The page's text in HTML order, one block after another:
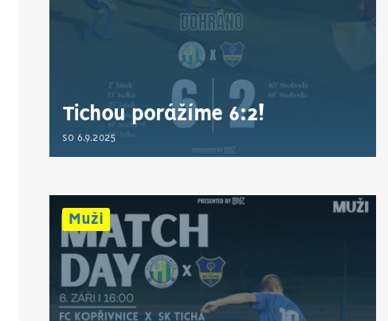
Tichou porážíme 6:2!
so 6.9.2025
Muži